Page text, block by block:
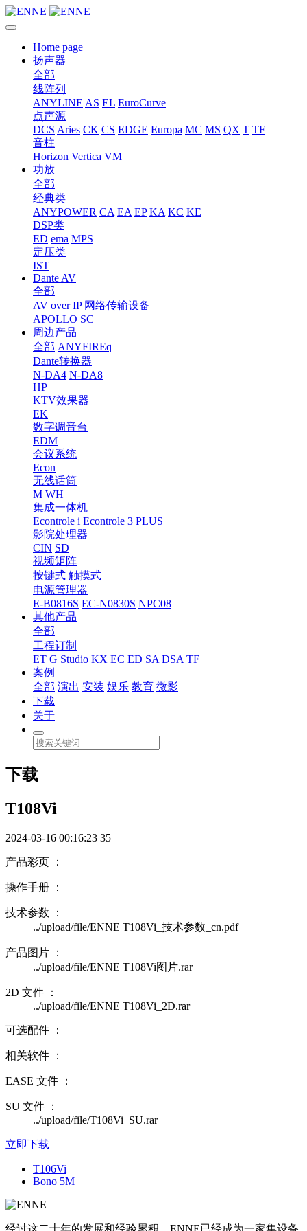
Home page
扬声器
全部
线阵列
ANYLINE AS EL EuroCurve
点声源
DCS Aries CK CS EDGE Europa MC MS QX T TF
音柱
Horizon Vertica VM
功放
全部
经典类
ANYPOWER CA EA EP KA KC KE
DSP类
ED ema MPS
定压类
IST
Dante AV
全部
AV over IP 网络传输设备
APOLLO SC
周边产品
全部 ANYFIREq
Dante转换器
N-DA4 N-DA8
HP
KTV效果器
EK
数字调音台
EDM
会议系统
Econ
无线话筒
M WH
集成一体机
Econtrole i Econtrole 3 PLUS
影院处理器
CIN SD
视频矩阵
按键式 触摸式
电源管理器
E-B0816S EC-N0830S NPC08
其他产品
全部
工程订制
ET G Studio KX EC ED SA DSA TF
案例
全部 演出 安装 娱乐 教育 微影
下载
关于
下载
T108Vi
2024-03-16 00:16:23 35
产品彩页 ：
操作手册 ：
技术参数 ：
../upload/file/ENNE T108Vi_技术参数_cn.pdf
产品图片 ：
../upload/file/ENNE T108Vi图片.rar
2D 文件 ：
../upload/file/ENNE T108Vi_2D.rar
可选配件 ：
相关软件 ：
EASE 文件 ：
SU 文件 ：
../upload/file/T108Vi_SU.rar
立即下载
T106Vi
Bono 5M
经过这二十年的发展和经验累积，ENNE已经成为一家集设备